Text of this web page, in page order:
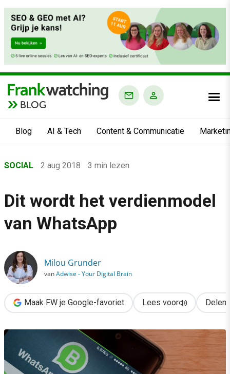
BLOG
Blog AI & Tech Content & Communicatie
›
›
Social
Dit wordt het verdienmodel van WhatsApp
SOCIAL 2 aug 2018 3 min lezen
Dit wordt het verdienmodel
van WhatsApp
Milou Grunder
vanAdwise - Your Digital Brain
Maak FW je Google-favoriet Lees voor Delen